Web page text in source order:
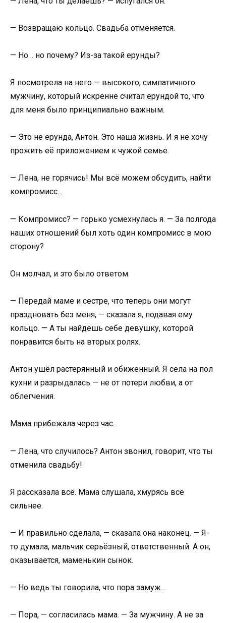
— Возвращаю кольцо. Свадьба отменяется.
— Но… но почему? Из-за такой ерунды?
Я посмотрела на него — высокого, симпатичного
мужчину, который искренне считал ерундой то, что
для меня было принципиально важным.
— Это не ерунда, Антон. Это наша жизнь. И я не хочу
прожить её приложением к чужой семье.
— Лена, не горячись! Мы всё можем обсудить, найти
компромисс…
— Компромисс? — горько усмехнулась я. — За полгода
наших отношений был хоть один компромисс в мою
сторону?
Он молчал, и это было ответом.
— Передай маме и сестре, что теперь они могут
праздновать без меня, — сказала я, подавая ему
кольцо. — А ты найдёшь себе девушку, которой
понравится быть на вторых ролях.
Антон ушёл растерянный и обиженный. Я села на пол
кухни и разрыдалась — не от потери любви, а от
облегчения.
Мама прибежала через час.
— Лена, что случилось? Антон звонил, говорит, что ты
отменила свадьбу!
Я рассказала всё. Мама слушала, хмурясь всё
сильнее.
— И правильно сделала, — сказала она наконец. — Я-
то думала, мальчик серьёзный, ответственный. А он,
оказывается, маменькин сынок.
— Но ведь ты говорила, что пора замуж…
— Пора, — согласилась мама. — За мужчину. А не за